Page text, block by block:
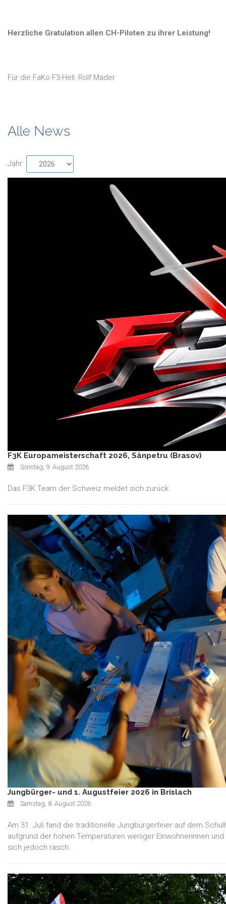
Herzliche Gratulation allen CH-Piloten zu ihrer Leistung!
Für die FaKo F3-Heli: Rolf Mäder
Alle News
Jahr
F3K Europameisterschaft 2026, Sânpetru (Brasov)
Sonntag, 9. August 2026
Das F3K Team der Schweiz meldet sich zurück.
Jungbürger- und 1. Augustfeier 2026 in Brislach
Samstag, 8. August 2026
Am 31. Juli fand die traditionelle Jungbürgerfeier auf dem
aufgrund der hohen Temperaturen weniger Einwohnerinnen
sich jedoch rasch.